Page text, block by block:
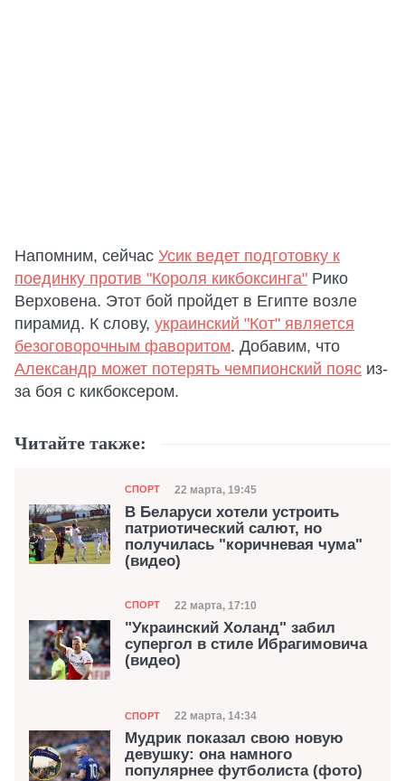
Напомним, сейчас Усик ведет подготовку к
поединку против "Короля кикбоксинга" Рико
Верховена. Этот бой пройдет в Египте возле
пирамид. К слову, украинский "Кот" является
безоговорочным фаворитом. Добавим, что
Александр может потерять чемпионский пояс из-
за боя с кикбоксером.
Читайте также:
Категория
СПОРТ Дата публикации
22 марта, 19:45
В Беларуси хотели устроить
патриотический салют, но
получилась "коричневая чума"
(видео)
Категория
СПОРТ Дата публикации
22 марта, 17:10
"Украинский Холанд" забил
супергол в стиле Ибрагимовича
(видео)
Категория
СПОРТ Дата публикации
22 марта, 14:34
Мудрик показал свою новую
девушку: она намного
популярнее футболиста (фото)